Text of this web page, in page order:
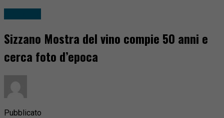
Sizzano Mostra del vino compie 50 anni e
cerca foto d’epoca
Pubblicato